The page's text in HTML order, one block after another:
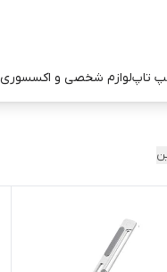
تاپلوازم شخصی و اکسسوری